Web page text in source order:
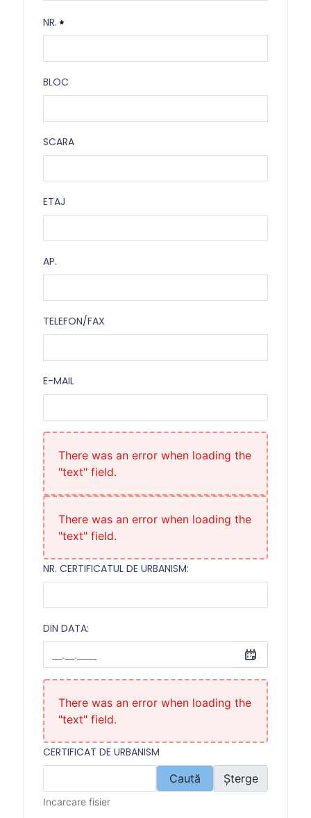
Necesitat
NR.
Necesitat
BLOC
SCARA
ETAJ
AP.
TELEFON/FAX
E-MAIL
E-mail
There was an error when loading the
"text" field.
There was an error when loading the
"text" field.
NR. CERTIFICATUL DE URBANISM:
DIN DATA:
Din data:
There was an error when loading the
"text" field.
CERTIFICAT DE URBANISM
Caută
Șterge
Incarcare fisier